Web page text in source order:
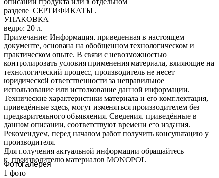
разделе СЕРТИФИКАТЫ .
УПАКОВКА
ведро: 20 л.
Примечание: Информация, приведенная в настоящем
документе, основана на обобщенном технологическом и
практическом опыте. В связи с невозможностью
контролировать условия применения материала, влияющие на
технологический процесс, производитель не несет
юридической ответственности за неправильное
использование или истолкование данной информации.
Технические характеристики материала и его комплектация,
приведённые здесь, могут изменяться производителем без
предварительного объявления. Сведения, приведённые в
данном описании, соответствуют времени его издания.
Рекомендуем, перед началом работ получить консультацию у
производителя.
Для получения актуальной информации обращайтесь
к производителю материалов MONOPOL
Фотогалерея
1 фото —